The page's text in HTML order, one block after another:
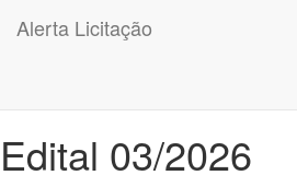
Alerta Licitação
Edital 03/2026